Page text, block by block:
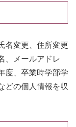
名変更、住所変更
、メールアドレ
度、卒業時学部学
どの個人情報を収